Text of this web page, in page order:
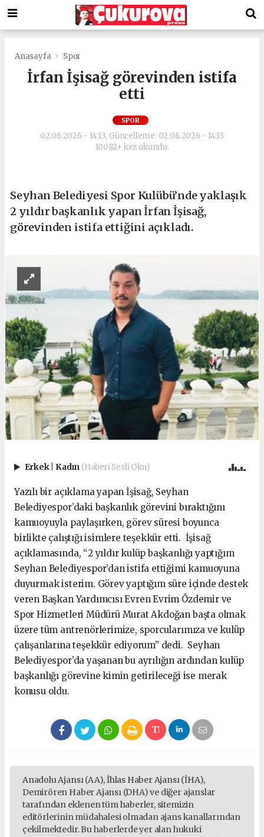
Anasayfa Spor
İrfan İşisağ görevinden istifa
etti
SPOR
02.06.2026 - 14:13, Güncelleme: 02.06.2026 - 14:13
10082+ kez okundu.
Seyhan Belediyesi Spor Kulübü’nde yaklaşık
2 yıldır başkanlık yapan İrfan İşisağ,
görevinden istifa ettiğini açıkladı.
Erkek Kadın (Haberi Sesli Oku)
Yazılı bir açıklama yapan İşisağ, Seyhan
Belediyespor’daki başkanlık görevini bıraktığını
kamuoyuyla paylaşırken, görev süresi boyunca
birlikte çalıştığı isimlere teşekkür etti. İşisağ
açıklamasında, “2 yıldır kulüp başkanlığı yaptığım
Seyhan Belediyespor’dan istifa ettiğimi kamuoyuna
duyurmak isterim. Görev yaptığım süre içinde destek
veren Başkan Yardımcısı Evren Evrim Özdemir ve
Spor Hizmetleri Müdürü Murat Akdoğan başta olmak
üzere tüm antrenörlerimize, sporcularımıza ve kulüp
çalışanlarına teşekkür ediyorum” dedi. Seyhan
Belediyespor’da yaşanan bu ayrılığın ardından kulüp
başkanlığı görevine kimin getirileceği ise merak
konusu oldu.
Anadolu Ajansı (AA), İhlas Haber Ajansı (İHA),
Demirören Haber Ajansı (DHA) ve diğer ajanslar
tarafından eklenen tüm haberler, sitemizin
editörlerinin müdahalesi olmadan ajans kanallarından
çekilmektedir. Bu haberlerde yer alan hukuki